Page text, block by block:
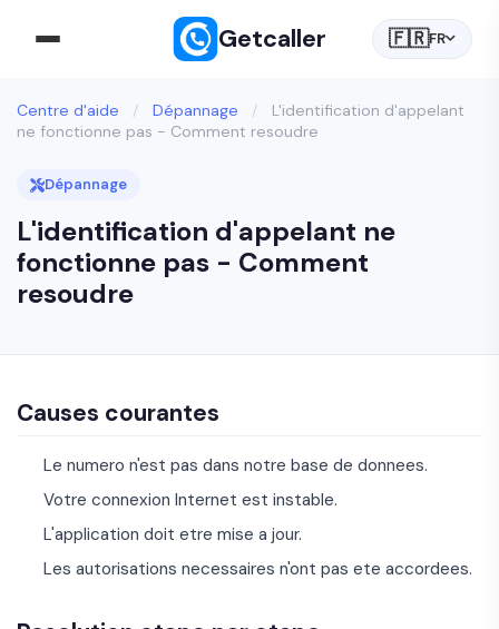
Getcaller 🇫🇷FR
Centre d'aide / Dépannage /
L'identification d'appelant
ne fonctionne pas - Comment resoudre
Dépannage
L'identification d'appelant ne
fonctionne pas - Comment
resoudre
Causes courantes
Le numero n'est pas dans notre base de donnees.
Votre connexion Internet est instable.
L'application doit etre mise a jour.
Les autorisations necessaires n'ont pas ete accordees.